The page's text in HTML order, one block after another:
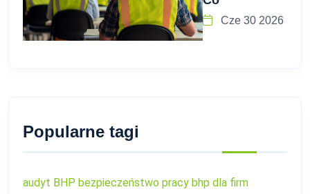
Cze 30 2026
Popularne tagi
audyt BHP bezpieczeństwo pracy bhp dla firm